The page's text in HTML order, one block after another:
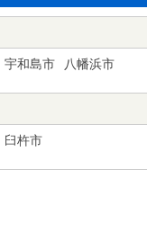
宇和島市 八幡浜市
臼杵市